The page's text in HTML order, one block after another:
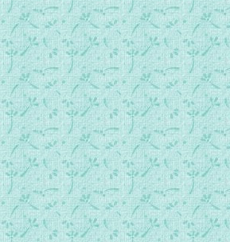
第0224首 虽是四面楚歌.mp3
第0225首 新年歌.mp3
第0226首 永远跟着异象.mp3
第0227首 今夜难眠.mp3
第0228首 听主声音.mp3
第0229首 落叶归根.mp3
第0230首 唱哈利路亚.mp3
第0231首 要把福音传.mp3
第0232首 我们携手走向明天.mp3